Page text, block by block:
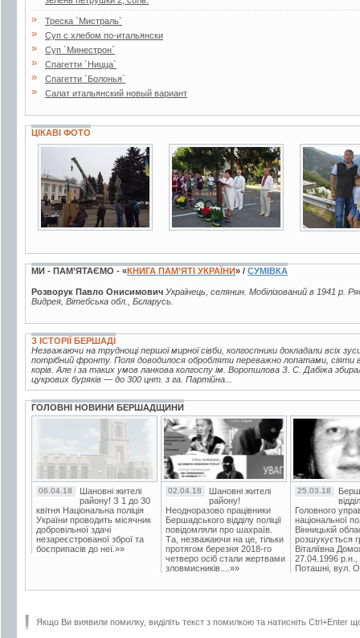
» Треска `Мистраль`
» Суп с хлебом по-итальянски
» Суп `Минестрон`
» Спагетти `Ницца`
» Спагетти `Болонья`
» Салат итальянский новый вариант
ЦІКАВІ ФОТО
19 фото 7 фото
МИ - ПАМ’ЯТАЄМО - «КНИГА ПАМ’ЯТІ УКРАЇНИ» / СУМІВКА
Розворук Павло Онисимович Українець, селянин. Мобілізований в 1941 р.
Видрея, Вітебська обл., Бєларусь.
З ІСТОРІЇ БЕРШАДІ
Незважаючи на труднощі першої мирної сівби, колгоспники докладали всіх
потрібний фронту. Поля доводилося обробляти переважно лопатами, сіяти
корів. Але і за таких умов ланкова колгоспу ім. Воропшлова З. С. Дабіжа
цукрових буряків — до 300 цнт. з га. Партійна...
ГОЛОВНІ НОВИНИ БЕРШАДЩИНИ
06.04.18
Шановні жителі
району! З 1 до 30
квітня Національна поліція
України проводить місячник
добровільної здачі
незареєстрованої зброї та
боєприпасів до неї.»»
02.04.18
Шановні жителі
району!
Неодноразово працівники
Бершадського відділу поліції
повідомляли про шахраїв.
Та, незважаючи на це, тільки
протягом березня 2018-го
четверо осіб стали жертвами
зловмисників....»»
25.03.18
Головного
національної
Вінницькій
розшукується
Віталіївна
27.04.1996 р.н.,
Поташні, вул.
Якщо Ви виявили помилку, виділіть текст з помилкою та натисніть Ctrl+Enter